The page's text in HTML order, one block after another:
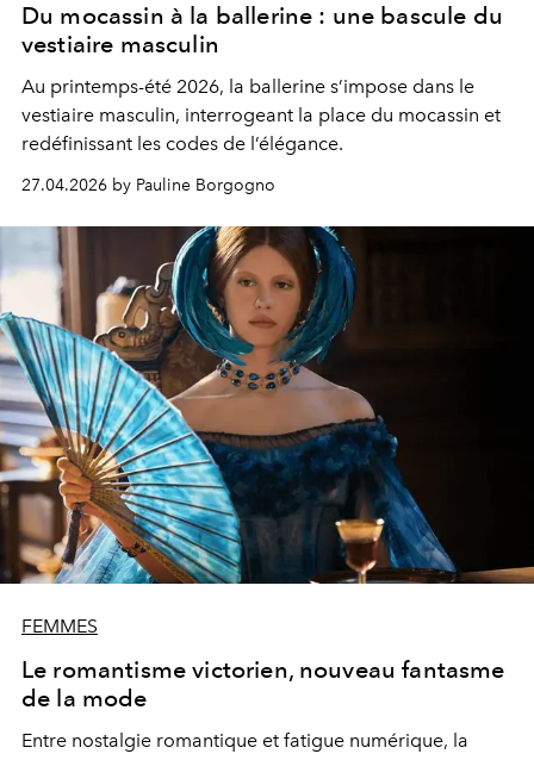
Du mocassin à la ballerine : une bascule du
vestiaire masculin
Au printemps-été 2026, la ballerine s’impose dans le
vestiaire masculin, interrogeant la place du mocassin et
redéfinissant les codes de l’élégance.
27.04.2026 by Pauline Borgogno
FEMMES
Le romantisme victorien, nouveau fantasme
de la mode
Entre nostalgie romantique et fatigue numérique, la